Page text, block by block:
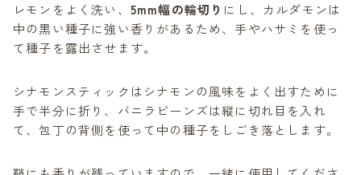
レモンをよく洗い、 5mm幅の輪切り にし、カルダモンは
中の黒い種子に強い香りがあるため、手やハサミを使っ
て種子を露出させます。
シナモンスティックはシナモンの風味をよく出すために
手で半分に折り、バニラビーンズは縦に切れ目を入れ
て、包丁の背側を使って中の種子をしごき落とします。